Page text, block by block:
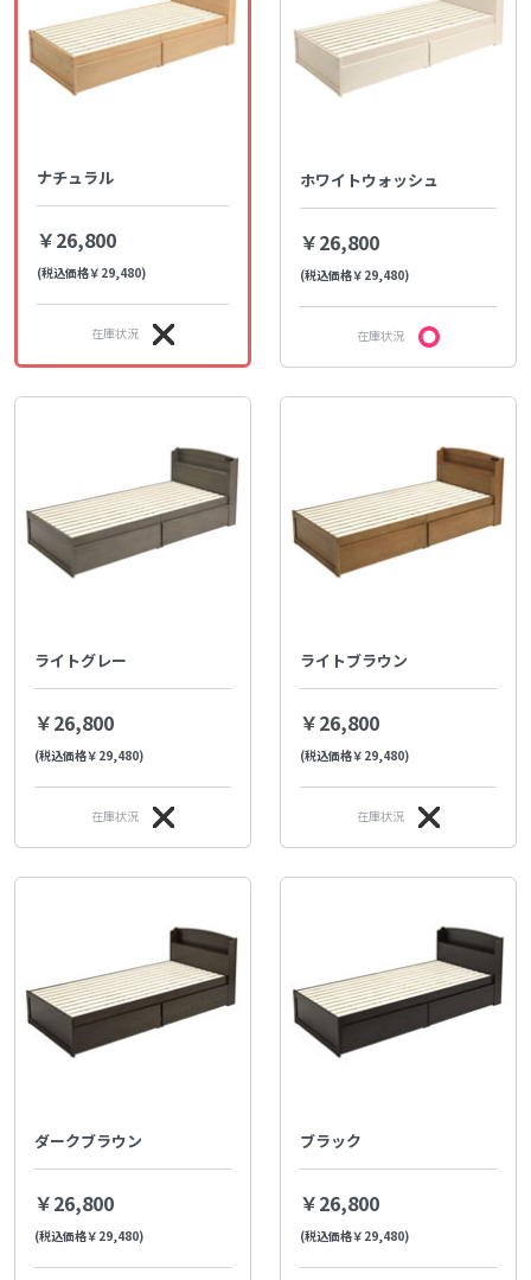
ナチュラル
￥26,800
(税込価格￥29,480)
在庫状況
ホワイトウォッシュ
￥26,800
(税込価格￥29,480)
在庫状況
ライトグレー
￥26,800
(税込価格￥29,480)
在庫状況
ライトブラウン
￥26,800
(税込価格￥29,480)
在庫状況
ダークブラウン
￥26,800
(税込価格￥29,480)
ブラック
￥26,800
(税込価格￥29,480)